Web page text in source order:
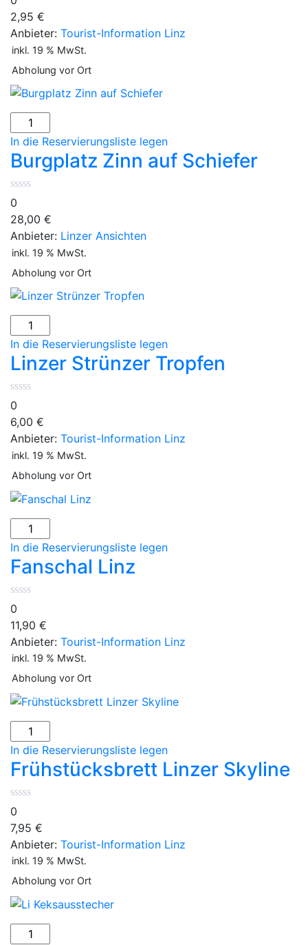
2,95 €
Anbieter: Tourist-Information Linz
inkl. 19 % MwSt.
Abholung vor Ort
In die Reservierungsliste legen
Burgplatz Zinn auf Schiefer
0
28,00 €
Anbieter: Linzer Ansichten
inkl. 19 % MwSt.
Abholung vor Ort
In die Reservierungsliste legen
Linzer Strünzer Tropfen
0
6,00 €
Anbieter: Tourist-Information Linz
inkl. 19 % MwSt.
Abholung vor Ort
In die Reservierungsliste legen
Fanschal Linz
0
11,90 €
Anbieter: Tourist-Information Linz
inkl. 19 % MwSt.
Abholung vor Ort
In die Reservierungsliste legen
Frühstücksbrett Linzer Skyline
0
7,95 €
Anbieter: Tourist-Information Linz
inkl. 19 % MwSt.
Abholung vor Ort